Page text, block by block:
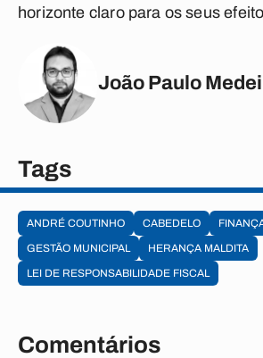
horizonte claro para os seus
João Paulo
Tags
ANDRÉ COUTINHO CABEDELO
GESTÃO MUNICIPAL
HERANÇA MALDITA
LEI DE RESPONSABILIDADE FISCAL
Comentários